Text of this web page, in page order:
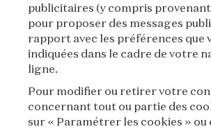
CONDITIONS GÉNÉRALES DE
CONDITIONS D'UTILISATION
CRÉDITS
publicitaires (y compris
pour proposer des messages
rapport avec les préférences que
indiquées dans le cadre de votre
ligne.
Pour modifier ou retirer votre
concernant tout ou partie des
sur « Paramétrer les cookies » ou